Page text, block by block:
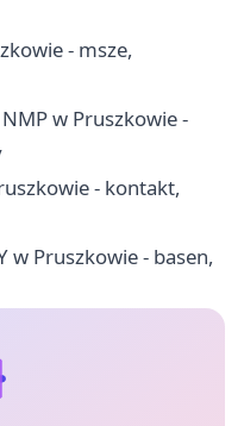
- msze,
w Pruszkowie -
- kontakt,
w Pruszkowie - basen,